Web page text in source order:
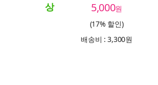
상 5,000원
(17% 할인)
배송비 : 3,300원